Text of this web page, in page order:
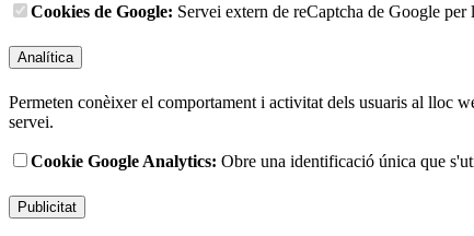
Cookies de Google: Servei extern de reCaptcha de Google per
Analítica
Permeten conèixer el comportament i activitat dels usuaris al lloc
servei.
Cookie Google Analytics: Obre una identificació única que
Publicitat